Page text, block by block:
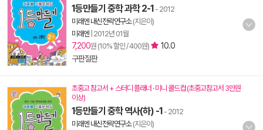
1등만들기 중학 과학 2-1 - 2012
미래엔 내신전략연구소(지은이)
미래엔 2012년 01월
7,200원 (10% 할인 / 400원)
10.0
구판절판
초중고 참고서 + 스터디 플래너 · 미니 콜드컵 (초중고참고서 3만원
이상)
1등만들기 중학 역사(하) -1 - 2012
미래엔 내신전략연구소(지은이)